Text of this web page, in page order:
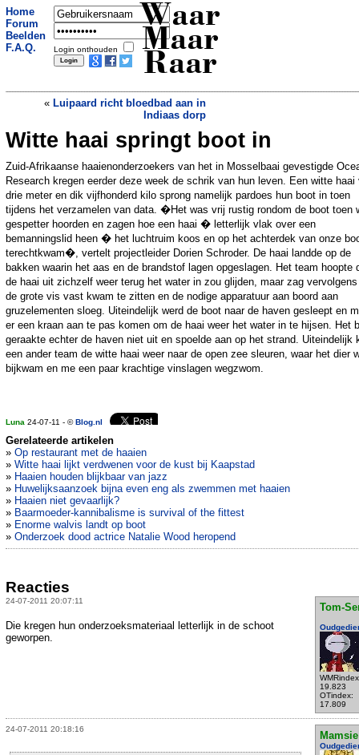
Home
Forum
Beelden
F.A.Q.
Login onthouden
Waar
Maar
Raar
« Luipaard richt bloedbad aan in
Indiaas dorp
Vorkheftruck laat voor 750.000 euro aan
wijn vallen»
Witte haai springt boot in
Zuid-Afrikaanse haaienonderzoekers van het in Mosselbaai gevestigde
Research kregen eerder deze week de schrik van hun leven. Een witte haai
drie meter en dik vijfhonderd kilo sprong namelijk pardoes hun boot in toen
tijdens het verzamelen van data. �Het was vrij rustig rondom de boot toen
gespetter hoorden en zagen hoe een haai � letterlijk vlak over een
bemanningslid heen � het luchtruim koos en op het achterdek van onze
terechtkwam�, vertelt projectleider Dorien Schroder. De haai landde op de
bakken waarin het aas en de brandstof lagen opgeslagen. Het team hoopte
de haai uit zichzelf weer terug het water in zou glijden, maar zag
de grote vis vast kwam te zitten en de nodige apparatuur aan boord aan
gruzelementen sloeg. Uiteindelijk werd de boot naar de haven gesleept en
er een kraan aan te pas komen om de haai weer het water in te hijsen. Het
geraakte echter de haven niet uit en spoelde aan op het strand. Uiteindelijk
een ander team de witte haai weer naar de open zee sleuren, waar het dier
bijkwam en me een paar krachtige vinslagen wegzwom.
Luna 24-07-11 - ©Blog.nl
Gerelateerde artikelen
» Op restaurant met de haaien
» Witte haai lijkt verdwenen voor de kust bij Kaapstad
» Haaien houden blijkbaar van jazz
» Huwelijksaanzoek bijna even eng als zwemmen met haaien
» Haaien niet gevaarlijk?
» Baarmoeder-kannibalisme is survival of the fittest
» Enorme walvis landt op boot
» Onderzoek dood actrice Natalie Wood heropend
Reacties
24-07-2011 20:07:11
Tom-
19.823
OTindex:
17.809
Die kregen hun onderzoeksmateriaal letterlijk in de schoot
geworpen.
24-07-2011 20:18:16
Mamsie